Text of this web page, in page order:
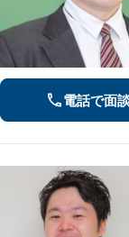
電話で面